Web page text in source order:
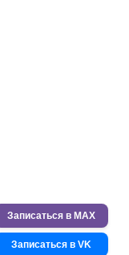
Записаться в MAX
Записаться в VK